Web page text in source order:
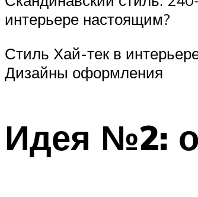
интерьере настоящим?
Стиль Хай-тек в
Дизайны оформления
Идея №2: